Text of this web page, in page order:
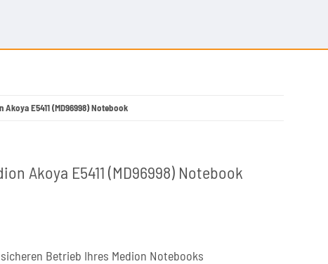
E5411 (MD96998) Notebook
Akoya E5411 (MD96998) Notebook
Betrieb Ihres Medion Notebooks